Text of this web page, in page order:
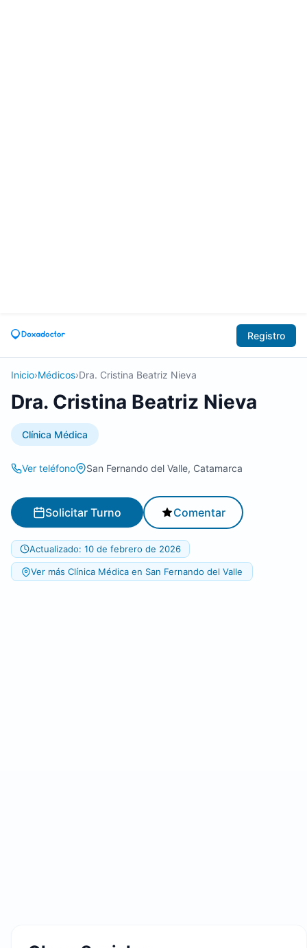
Registro
Inicio›Médicos›Dra. Cristina Beatriz Nieva
Dra. Cristina Beatriz Nieva
Clínica Médica
Ver teléfono San Fernando del Valle, Catamarca
Solicitar Turno Comentar
Actualizado: 10 de febrero de 2026
Ver más Clínica Médica en San Fernando del Valle